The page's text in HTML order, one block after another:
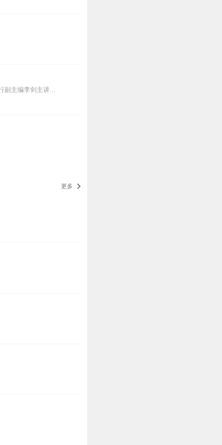
副主编李剑主讲...
更多